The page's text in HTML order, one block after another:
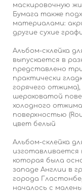
маскировочную
Бумага также
материалами:
другие сухие
Альбом-склейка
выпускается в
представлено
практически
горячего отжима),
шероховатой
холодного
поверхностью
цвет белый
Альбом-склейка
изготавливается
которая была
западе Англии в
города
началось с